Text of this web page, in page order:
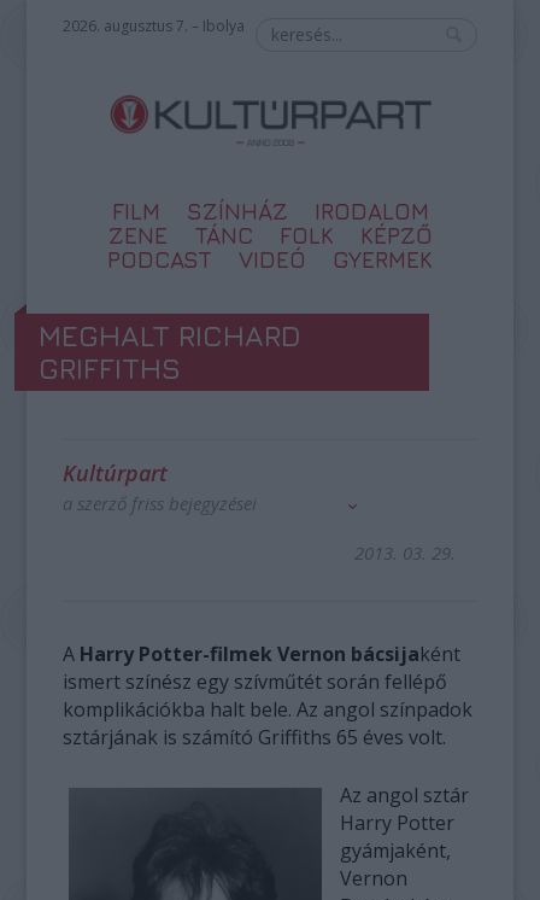
2026. augusztus 7. – Ibolya
FILM SZÍNHÁZ
IRODALOM
ZENE
TÁNC FOLK
KÉPZŐ
PODCAST
VIDEÓ GYERMEK
MEGHALT RICHARD
GRIFFITHS
Kultúrpart
a szerző friss bejegyzései
2013. 03. 29.
A Harry Potter-filmek Vernon bácsijaként
ismert színész egy szívműtét során fellépő
komplikációkba halt bele. Az angol színpadok
sztárjának is számító Griffiths 65 éves volt.
Az angol sztár
Harry Potter
gyámjaként,
Vernon